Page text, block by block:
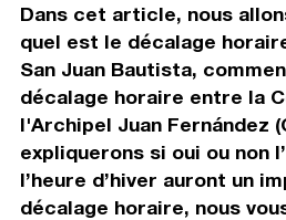
Dans cet article, nous
quel est le décalage
San Juan Bautista,
décalage horaire entre la
l'Archipel Juan Fernández
expliquerons si oui ou non
l’heure d’hiver auront un
décalage horaire, nous